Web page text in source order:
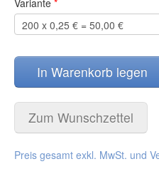
Schuhgeschäfte
Sonnenstudio(219)
Sportstätten(188)
Tankstelle(257)
Wein und Sekt(201)
Wellness und Spa(459)
Wollwaren-Handarbeiten (83)
Zahnarzt
Glückwunschkarten
Stammgastkarten(1)
Schleifen(28)
Aufsteller(1)
Kundengeschenke /
Weihnachtspostkarten(47)
Combi-Gutscheine
Variante *
In Warenkorb legen
Zum Wunschzettel
Preis gesamt exkl. MwSt. und